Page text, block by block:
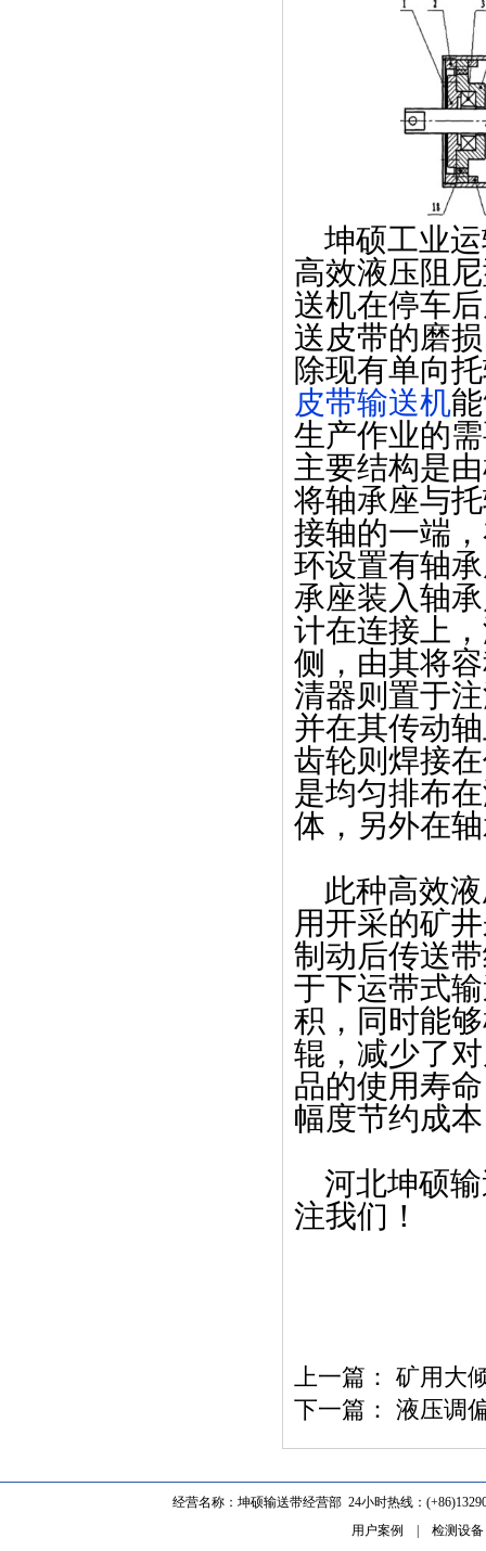
坤硕工业运
高效液压阻
送机在停车
送皮带的磨
除现有单向
皮带输送机
生产作业的
主要结构是
将轴承座与
接轴的一端
环设置有轴
承座装入轴
计在连接上
侧，由其将
清器则置于
并在其传动
齿轮则焊接
是均匀排布
体，另外在
此种高效液
用开采的矿
制动后传送
于下运带式
积，同时能
辊，减少了
品的使用寿
幅度节约成
河北坤硕输
注我们！
上一篇： 矿用大
下一篇： 液压调
经营名称：坤硕输送带经营部 24小时热线：
用户案例
检测设备